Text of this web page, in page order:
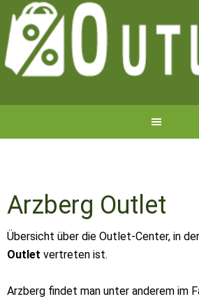
Arzberg Outlet
Übersicht über die Outlet-Center, in
Outlet vertreten ist.
Arzberg findet man unter anderem im